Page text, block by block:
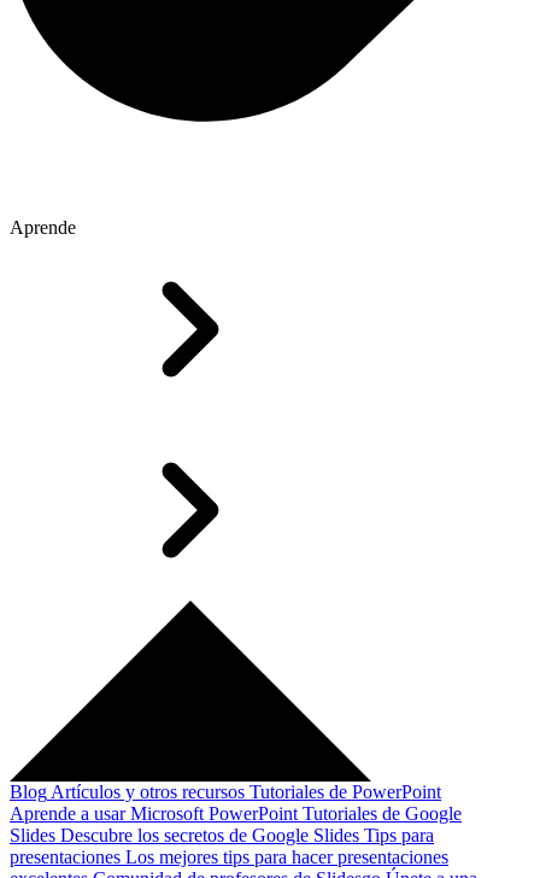
Aprende
Blog Artículos y otros recursos Tutoriales de PowerPoint
Aprende a usar Microsoft PowerPoint Tutoriales de Google
Slides Descubre los secretos de Google Slides Tips para
presentaciones Los mejores tips para hacer presentaciones